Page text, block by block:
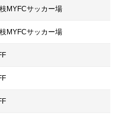
MYFCサッカー場
MYFCサッカー場